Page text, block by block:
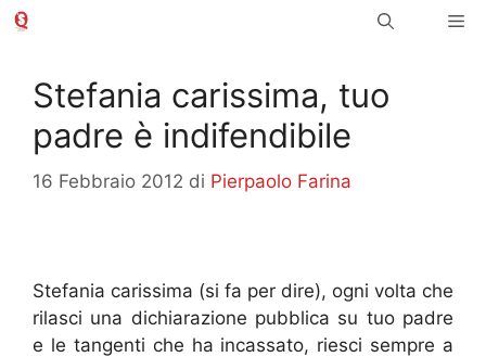
Vai
Stefania carissima, tuo
padre è indifendibile
16 Febbraio 2012 di Pierpaolo Farina
Stefania carissima (si fa per dire), ogni volta che
rilasci una dichiarazione pubblica su tuo padre
e le tangenti che ha incassato, riesci sempre a